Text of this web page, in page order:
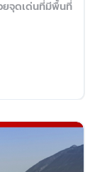
ยจุดเด่นที่มีพื้นที่